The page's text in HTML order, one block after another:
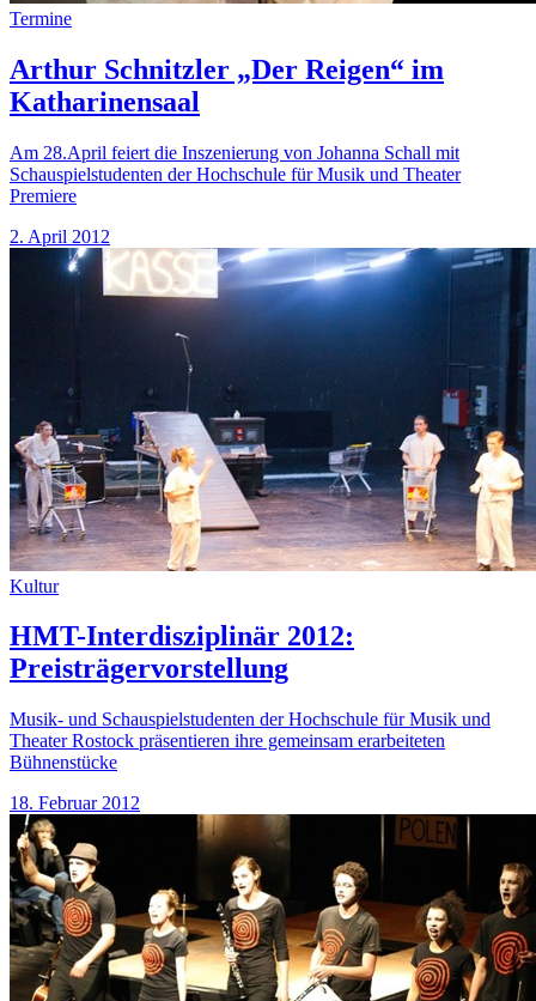
Termine
Arthur Schnitzler „Der Reigen“ im
Katharinensaal
Am 28.April feiert die Inszenierung von Johanna Schall mit
Schauspielstudenten der Hochschule für Musik und Theater
Premiere
2. April 2012
Kultur
HMT-Interdisziplinär 2012:
Preisträgervorstellung
Musik- und Schauspielstudenten der Hochschule für Musik und
Theater Rostock präsentieren ihre gemeinsam erarbeiteten
Bühnenstücke
18. Februar 2012